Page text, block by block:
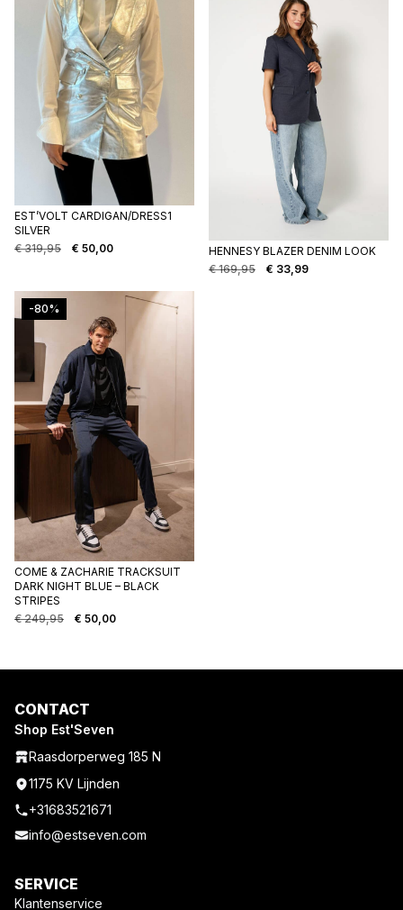
EST’VOLT CARDIGAN/DRESS1
SILVER
€319,95 € 50,00
HENNESY BLAZER DENIM LOOK
€169,95
Oorspronkelijke
€ 33,99
Huidige
-80%
COME & ZACHARIE TRACKSUIT
DARK NIGHT BLUE – BLACK
STRIPES
€249,95 € 50,00
CONTACT
Shop Est'Seven
Raasdorperweg 185 N
1175 KV Lijnden
+31683521671
info@estseven.com
SERVICE
Klantenservice